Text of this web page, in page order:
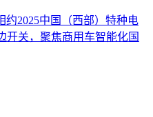
约2025中国（西部）特种电
开关，聚焦商用车智能化国